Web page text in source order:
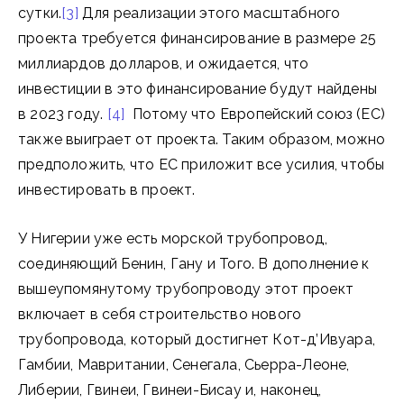
сутки.[3] Для реализации этого масштабного
проекта требуется финансирование в размере 25
миллиардов долларов, и ожидается, что
инвестиции в это финансирование будут найдены
в 2023 году. [4] Потому что Европейский союз (ЕС)
также выиграет от проекта. Таким образом, можно
предположить, что ЕС приложит все усилия, чтобы
инвестировать в проект.
У Нигерии уже есть морской трубопровод,
соединяющий Бенин, Гану и Того. В дополнение к
вышеупомянутому трубопроводу этот проект
включает в себя строительство нового
трубопровода, который достигнет Кот-д’Ивуара,
Гамбии, Мавритании, Сенегала, Сьерра-Леоне,
Либерии, Гвинеи, Гвинеи-Бисау и, наконец,